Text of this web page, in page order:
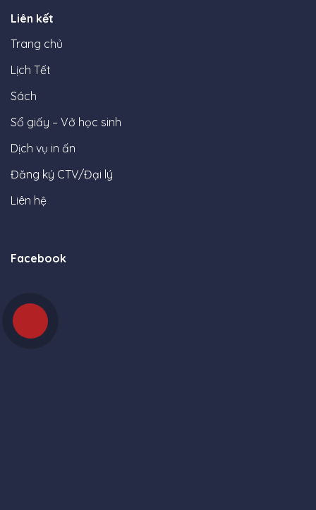
Liên kết
Trang chủ
Lịch Tết
Sách
Sổ giấy – Vở học sinh
Dịch vụ in ấn
Đăng ký CTV/Đại lý
Liên hệ
Facebook